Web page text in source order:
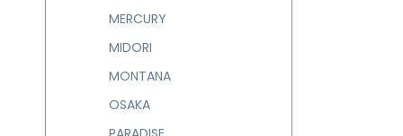
MERCURY
MIDORI
MONTANA
OSAKA